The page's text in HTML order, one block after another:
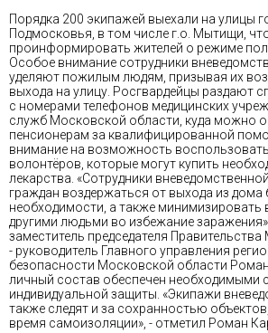
Порядка 200 экипажей выехали на улицы
Подмосковья, в том числе г.о. Мытищи,
проинформировать жителей о режиме
Особое внимание сотрудники
уделяют пожилым людям, призывая их
выхода на улицу. Росгвардейцы раздают
с номерами телефонов медицинских
служб Московской области, куда можно
пенсионерам за квалифицированной
внимание на возможность
волонтёров, которые могут купить
лекарства. «Сотрудники
граждан воздержаться от выхода из дома
необходимости, а также минимизировать
другими людьми во избежание
заместитель председателя
- руководитель Главного управления
безопасности Московской области
личный состав обеспечен необходимыми
индивидуальной защиты. «Экипажи
также следят и за сохранностью
время самоизоляции», - отметил Роман